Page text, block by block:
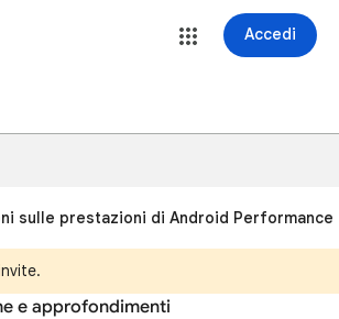
Accedi
sulle prestazioni di Android Performance
e approfondimenti